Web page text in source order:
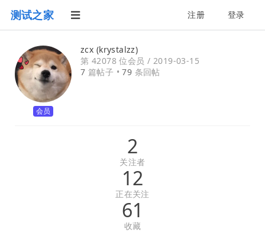
测试之家 注册 登录
会员
zcx (krystalzz)
第 42078 位会员 / 2019-03-15
7 篇帖子 •79 条回帖
2
关注者
12
正在关注
61
收藏